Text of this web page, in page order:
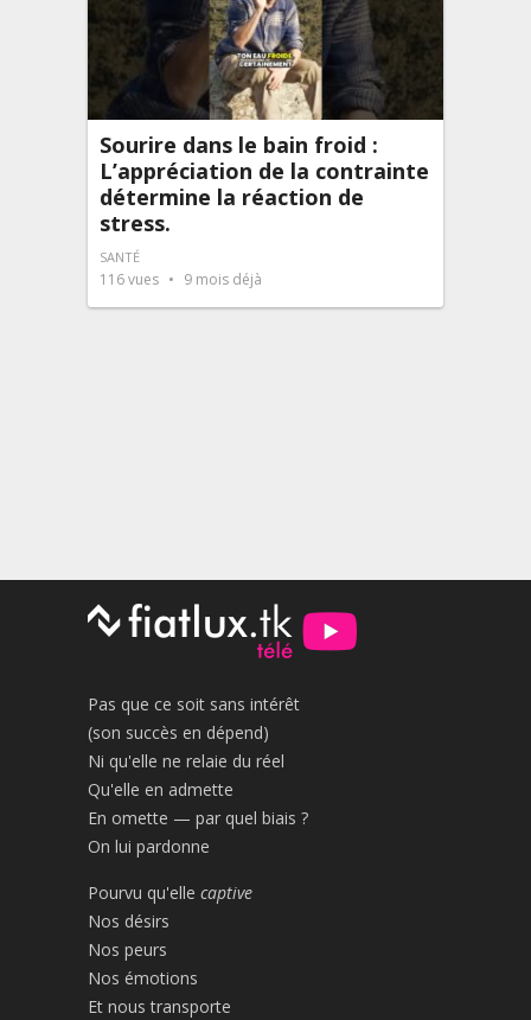
Sourire dans le bain froid :
L’appréciation de la contrainte
détermine la réaction de
stress.
SANTÉ
116vues 9 mois déjà
Pas que ce soit sans intérêt
(son succès en dépend)
Ni qu'elle ne relaie du réel
Qu'elle en admette
En omette — par quel biais ?
On lui pardonne
Pourvu qu'elle captive
Nos désirs
Nos peurs
Nos émotions
Et nous transporte